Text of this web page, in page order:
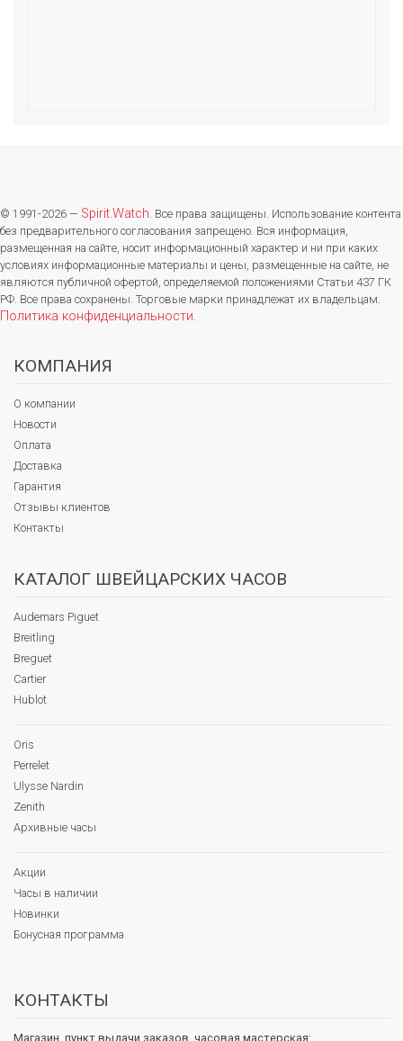
© 1991-2026 — Spirit.Watch. Все права защищены. Использование контента
без предварительного согласования запрещено. Вся информация,
размещенная на сайте, носит информационный характер и ни при каких
условиях информационные материалы и цены, размещенные на сайте, не
являются публичной офертой, определяемой положениями Статьи 437 ГК
РФ. Все права сохранены. Торговые марки принадлежат их владельцам.
Политика конфиденциальности.
КОМПАНИЯ
О компании
Новости
Оплата
Доставка
Гарантия
Отзывы клиентов
Контакты
КАТАЛОГ ШВЕЙЦАРСКИХ ЧАСОВ
Audemars Piguet
Breitling
Breguet
Cartier
Hublot
Oris
Perrelet
Ulysse Nardin
Zenith
Архивные часы
Акции
Часы в наличии
Новинки
Бонусная программа
КОНТАКТЫ
Магазин, пункт выдачи заказов, часовая мастерская: